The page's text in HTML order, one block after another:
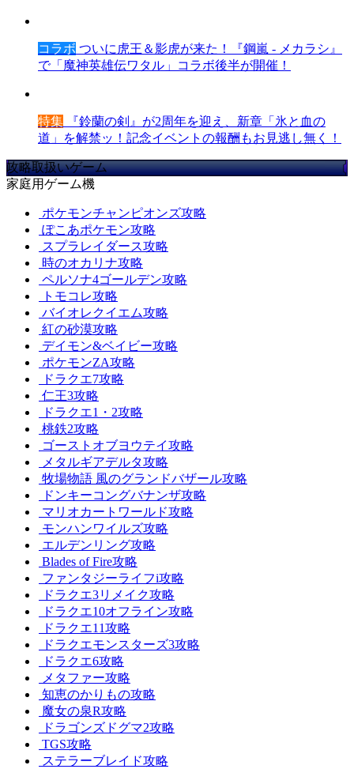
コラボ ついに虎王＆影虎が来た！『鋼嵐 - メカラシ』
で「魔神英雄伝ワタル」コラボ後半が開催！
特集 『鈴蘭の剣』が2周年を迎え、新章「氷と血の
道」を解禁ッ！記念イベントの報酬もお見逃し無く！
攻略取扱いゲーム
家庭用ゲーム機
ポケモンチャンピオンズ攻略
ぽこあポケモン攻略
スプラレイダース攻略
時のオカリナ攻略
ペルソナ4ゴールデン攻略
トモコレ攻略
バイオレクイエム攻略
紅の砂漠攻略
デイモン&ベイビー攻略
ポケモンZA攻略
ドラクエ7攻略
仁王3攻略
ドラクエ1・2攻略
桃鉄2攻略
ゴーストオブヨウテイ攻略
メタルギアデルタ攻略
牧場物語 風のグランドバザール攻略
ドンキーコングバナンザ攻略
マリオカートワールド攻略
モンハンワイルズ攻略
エルデンリング攻略
Blades of Fire攻略
ファンタジーライフi攻略
ドラクエ3リメイク攻略
ドラクエ10オフライン攻略
ドラクエ11攻略
ドラクエモンスターズ3攻略
ドラクエ6攻略
メタファー攻略
知恵のかりもの攻略
魔女の泉R攻略
ドラゴンズドグマ2攻略
TGS攻略
ステラーブレイド攻略